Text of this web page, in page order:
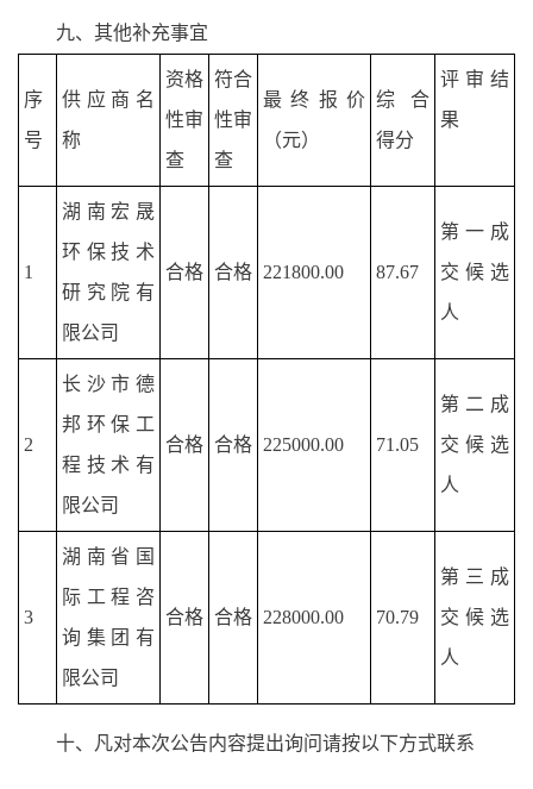
九、其他补充事宜
序
号
供应商名
称
资格
性审
查
符合
性审
查
最终报价
（元）
综合
得分
评审结
果
1
湖南宏晟
环保技术
研究院有
限公司
合格 合格 221800.00 87.67
第一成
交候选
人
2
长沙市德
邦环保工
程技术有
限公司
合格 合格 225000.00 71.05
第二成
交候选
人
3
湖南省国
际工程咨
询集团有
限公司
合格 合格 228000.00 70.79
第三成
交候选
人
十、凡对本次公告内容提出询问请按以下方式联系